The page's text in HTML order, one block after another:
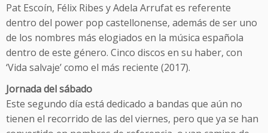
Pat Escoín, Félix Ribes y Adela Arrufat es referente
dentro del power pop castellonense, además de ser uno
de los nombres más elogiados en la música española
dentro de este género. Cinco discos en su haber, con
‘Vida salvaje’ como el más reciente (2017).
Jornada del sábado
Este segundo día está dedicado a bandas que aún no
tienen el recorrido de las del viernes, pero que ya se han